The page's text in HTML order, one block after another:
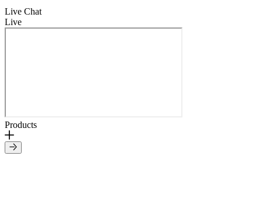
Live Chat
Live
Products